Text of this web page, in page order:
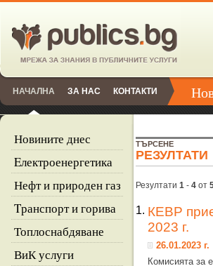
НАЧАЛНА ЗА НАС КОНТАКТИ
Новините днес
Eлектроенергетика
Нефт и природен газ
Tранспорт и горива
Топлоснабдяване
ВиК услуги
ТЪРСЕНЕ
РЕЗУЛТАТИ
Резултати 1 - 4 от
1. КЕВР
2023 г.
26.01.2023
Комисията за